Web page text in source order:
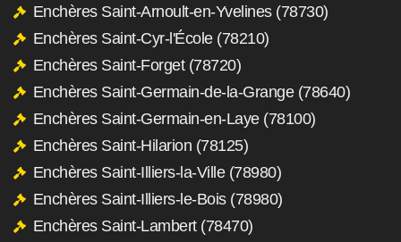
Enchères Saint-Arnoult-en-Yvelines (78730)
Enchères Saint-Cyr-l'École (78210)
Enchères Saint-Forget (78720)
Enchères Saint-Germain-de-la-Grange (78640)
Enchères Saint-Germain-en-Laye (78100)
Enchères Saint-Hilarion (78125)
Enchères Saint-Illiers-la-Ville (78980)
Enchères Saint-Illiers-le-Bois (78980)
Enchères Saint-Lambert (78470)